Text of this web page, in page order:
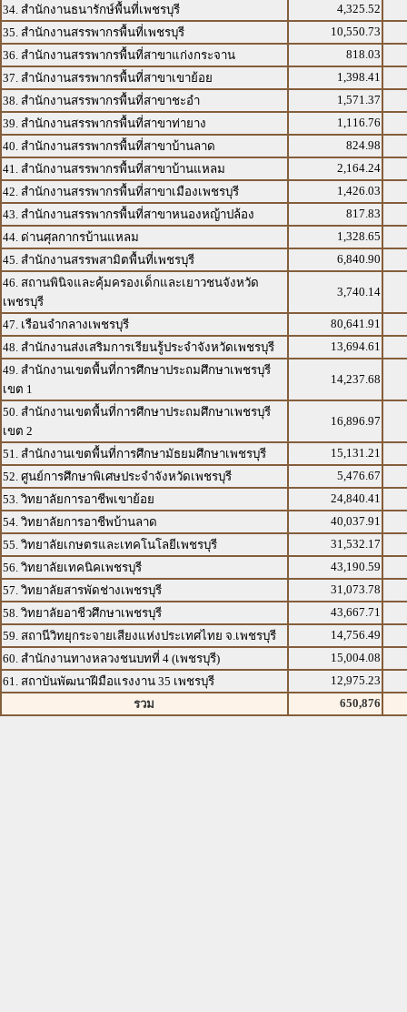
34. สำนักงานธนารักษ์พื้นที่เพชรบุรี
4,325.52
35. สำนักงานสรรพากรพื้นที่เพชรบุรี
10,550.73
36. สำนักงานสรรพากรพื้นที่สาขาแก่งกระจาน
818.03
37. สำนักงานสรรพากรพื้นที่สาขาเขาย้อย
1,398.41
38. สำนักงานสรรพากรพื้นที่สาขาชะอำ
1,571.37
39. สำนักงานสรรพากรพื้นที่สาขาท่ายาง
1,116.76
40. สำนักงานสรรพากรพื้นที่สาขาบ้านลาด
824.98
41. สำนักงานสรรพากรพื้นที่สาขาบ้านแหลม
2,164.24
42. สำนักงานสรรพากรพื้นที่สาขาเมืองเพชรบุรี
1,426.03
43. สำนักงานสรรพากรพื้นที่สาขาหนองหญ้าปล้อง
817.83
44. ด่านศุลกากรบ้านแหลม
1,328.65
45. สำนักงานสรรพสามิตพื้นที่เพชรบุรี
6,840.90
46. สถานพินิจและคุ้มครองเด็กและเยาวชนจังหวัด
เพชรบุรี
3,740.14
47. เรือนจำกลางเพชรบุรี
80,641.91
48. สำนักงานส่งเสริมการเรียนรู้ประจำจังหวัดเพชรบุรี
13,694.61
49. สำนักงานเขตพื้นที่การศึกษาประถมศึกษาเพชรบุรี
เขต 1
14,237.68
50. สำนักงานเขตพื้นที่การศึกษาประถมศึกษาเพชรบุรี
เขต 2
16,896.97
51. สำนักงานเขตพื้นที่การศึกษามัธยมศึกษาเพชรบุรี
15,131.21
52. ศูนย์การศึกษาพิเศษประจำจังหวัดเพชรบุรี
5,476.67
53. วิทยาลัยการอาชีพเขาย้อย
24,840.41
54. วิทยาลัยการอาชีพบ้านลาด
40,037.91
55. วิทยาลัยเกษตรและเทคโนโลยีเพชรบุรี
31,532.17
56. วิทยาลัยเทคนิคเพชรบุรี
43,190.59
57. วิทยาลัยสารพัดช่างเพชรบุรี
31,073.78
58. วิทยาลัยอาชีวศึกษาเพชรบุรี
43,667.71
59. สถานีวิทยุกระจายเสียงแห่งประเทศไทย จ.เพชรบุรี
14,756.49
60. สำนักงานทางหลวงชนบทที่ 4 (เพชรบุรี)
15,004.08
61. สถาบันพัฒนาฝีมือแรงงาน 35 เพชรบุรี
12,975.23
รวม
650,876